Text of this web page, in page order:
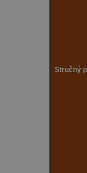
Stručný